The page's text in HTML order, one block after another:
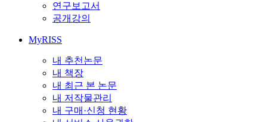
연구보고서
공개강의
MyRISS
내 추천논문
내 책장
내 최근 본 논문
내 저작물관리
내 구매·신청 현황